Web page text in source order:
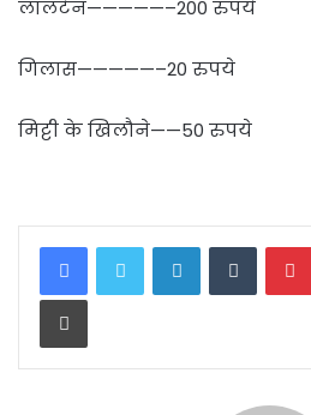
लालटेन—————–200 रुपये
गिलास—————–20 रुपये
मिट्टी के खिलौने——50 रुपये
LinkedInTumblr
Print